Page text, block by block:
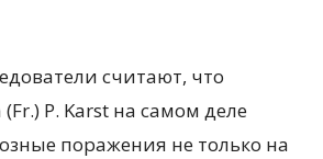
считают, что
P. Karst на самом деле
поражения не только на